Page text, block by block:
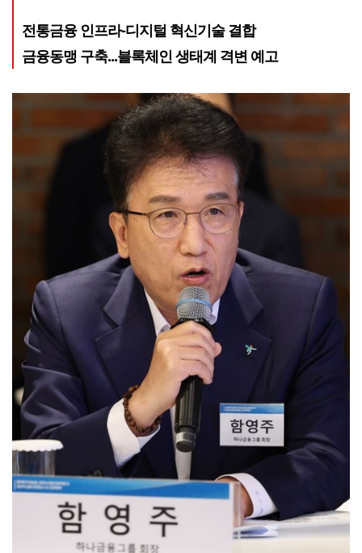
전통금융 인프라-디지털 혁신기술 결합
금융동맹 구축...블록체인 생태계 격변 예고